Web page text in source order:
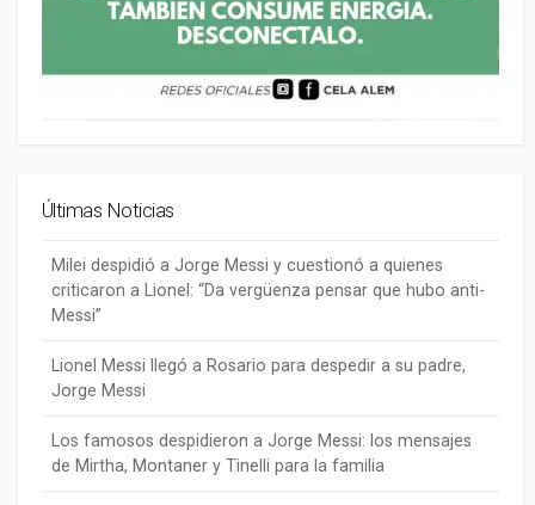
Últimas Noticias
Milei despidió a Jorge Messi y cuestionó a quienes
criticaron a Lionel: “Da vergüenza pensar que hubo anti-
Messi”
Lionel Messi llegó a Rosario para despedir a su padre,
Jorge Messi
Los famosos despidieron a Jorge Messi: los mensajes
de Mirtha, Montaner y Tinelli para la familia